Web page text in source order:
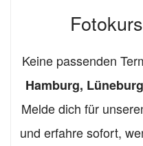
Keine passenden
Hamburg,
Melde dich für
und erfahre sofort,